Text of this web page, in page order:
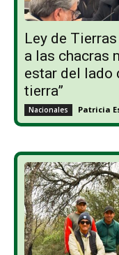
Ley de
a las chacras
estar del lado
tierra”
Nacionales Patricia